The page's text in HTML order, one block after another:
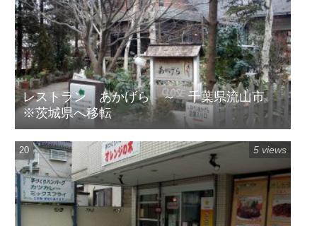
レストラン あかげら ～ 千葉県流山市
※茨城県へ移転
5 views